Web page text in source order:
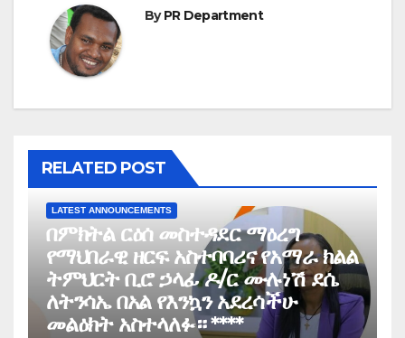
ByPR Department
RELATED POST
LATEST ANNOUNCEMENTS
በምክትል ርዕሰ መስተዳደር ማዕረግ
የማህበራዊ ዘርፍ አስተባባሪና የአማራ ክልል
ትምህርት ቢሮ ኃላፊ ዶ/ር ሙሉነሽ ደሴ
ለትንሳኤ በአል የእንኳን አደረሳችሁ
መልዕክት አስተላለፉ። ****